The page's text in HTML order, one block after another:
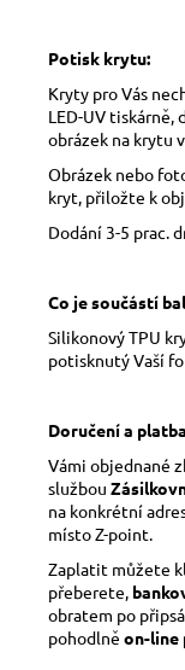
Potisk krytu:
Kryty pro Vás
LED-UV
obrázek na krytu
Obrázek nebo
kryt, přiložte k
Dodání 3-5 prac.
Co je součástí
Silikonový TPU
potisknutý Vaší
Doručení a
Vámi objednané
službou
na konkrétní
místo Z-point.
Zaplatit můžete
přeberete,
obratem po
pohodlně on-line